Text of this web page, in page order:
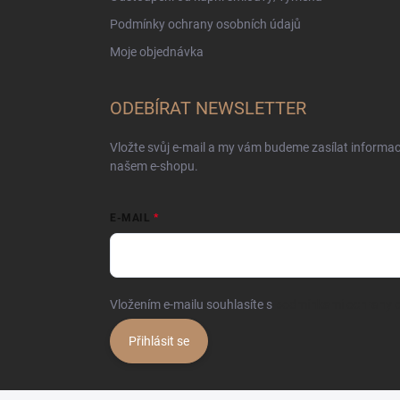
Podmínky ochrany osobních údajů
Moje objednávka
ODEBÍRAT NEWSLETTER
Vložte svůj e-mail a my vám budeme zasílat
našem e-shopu.
E-MAIL
Vložením e-mailu souhlasíte s
Přihlásit se